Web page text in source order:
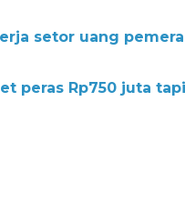
setor uang
peras Rp750 juta